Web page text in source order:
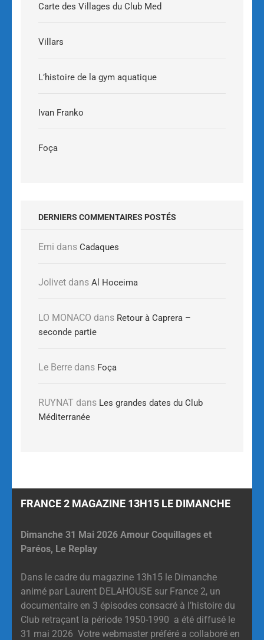
Carte des Villages du Club Med
Villars
L’histoire de la gym aquatique
Ivan Franko
Foça
DERNIERS COMMENTAIRES POSTÉS
Emi dans Cadaques
Jolivet dans Al Hoceima
LO MONACO dans Retour à Caprera –
seconde partie
Le Berre dans Foça
RUYNAT dans Les grandes dates du Club
Méditerranée
FRANCE 2 MAGAZINE 13H15 LE DIMANCHE
Dimanche 31 Mai 2026 Amour Coquillages et
Paréos, Le Replay
Dans le cadre du magazine 13h15 le Dimanche
animé par Laurent DELAHOUSE sur France 2, un
documentaire en 3 épisodes consacré à l’histoire du
Club retraçant la période 1950-1990 a été diffusé le
31 mai 2026 Votre webmaster préféré a collaboré en